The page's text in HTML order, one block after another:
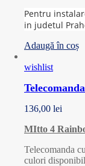
Pentru
in judetul
Adaugă în coș
wishlist
136,00 lei
MItto 4
Telecomanda
culori